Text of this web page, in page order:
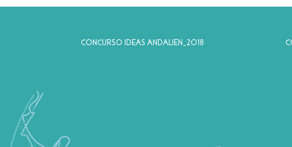
CONCURSO IDEAS ANDALIEN_2018